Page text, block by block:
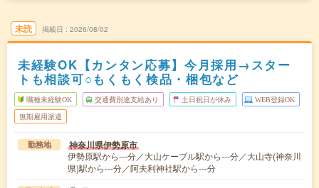
未読 掲載日 2026/08/02
未経験OK【カンタン応募】今月採用→スター
トも相談可○もくもく検品・梱包など
職種未経験OK 交通費別途支給あり 土日祝日が休み WEB登録OK
無期雇用派遣
勤務地 神奈川県伊勢原市
伊勢原駅から---分／大山ケーブル駅から---分／大山寺(神奈川
県)駅から---分／阿夫利神社駅から---分